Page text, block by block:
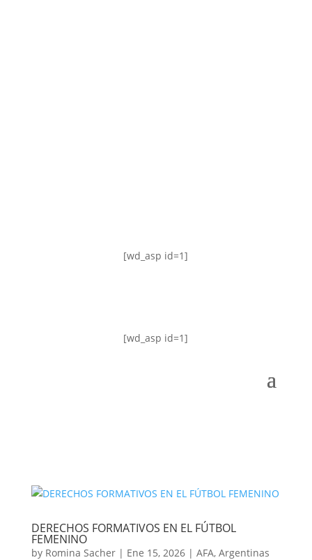
[wd_asp id=1]
[wd_asp id=1]
DERECHOS FORMATIVOS EN EL FÚTBOL
FEMENINO
by Romina Sacher| Ene 15, 2026| AFA, Argentinas